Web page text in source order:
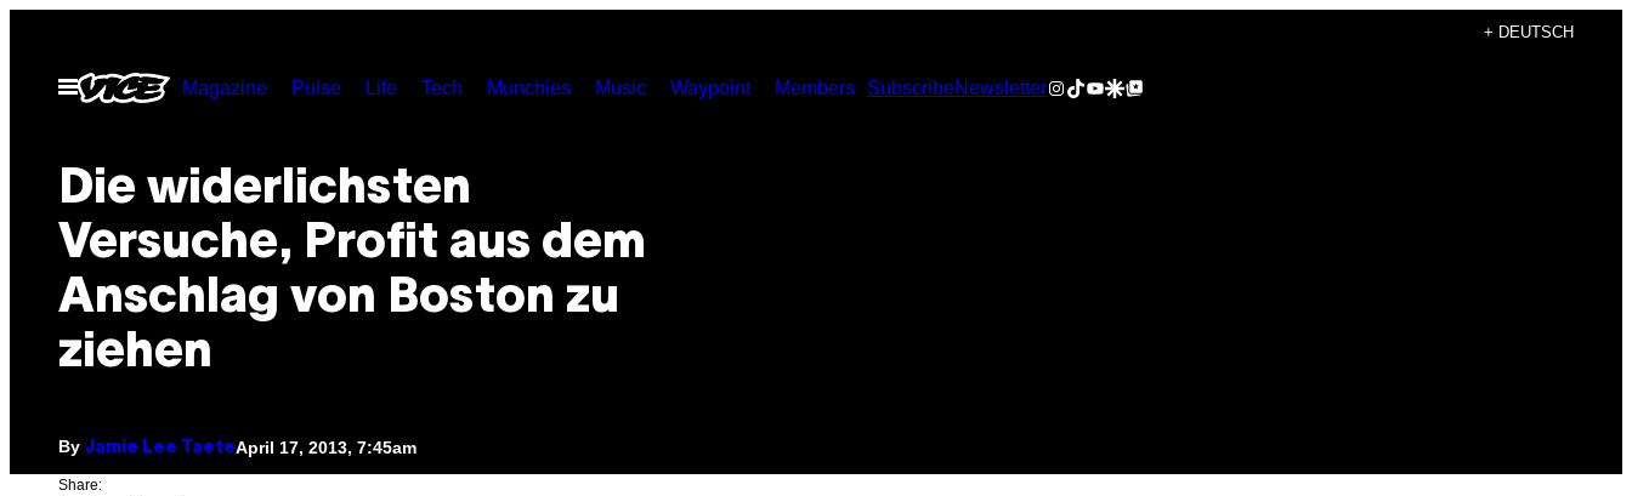
content
+ DEUTSCH
Open
Menu
Magazine Pulse Life Tech Munchies Music Waypoint Members SubscribeNewsletterInstagram
TikTok
YouTube
Google Discover
Google Top Posts
Die widerlichsten
Versuche, Profit aus dem
Anschlag von Boston zu
ziehen
By Jamie Lee TaeteApril 17, 2013, 7:45am
Share: